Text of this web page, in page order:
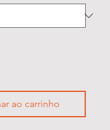
ao carrinho